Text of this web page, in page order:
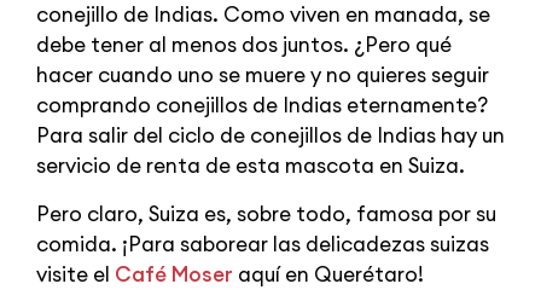
conejillo de Indias. Como viven en manada, se
debe tener al menos dos juntos. ¿Pero qué
hacer cuando uno se muere y no quieres seguir
comprando conejillos de Indias eternamente?
Para salir del ciclo de conejillos de Indias hay un
servicio de renta de esta mascota en Suiza.
Pero claro, Suiza es, sobre todo, famosa por su
comida. ¡Para saborear las delicadezas suizas
visite el Café Moser aquí en Querétaro!